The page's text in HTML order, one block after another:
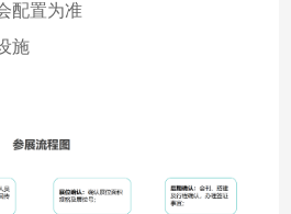
配置为准
施